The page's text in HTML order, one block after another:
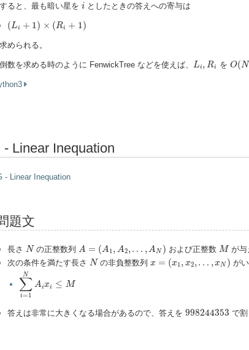
ると、最も暗い星を iとしたときの答えへの寄与は
(Li + 1) × (Ri + 1)
(Li 1 × (R 1)
められる。
数を求める時のように FenwickTree などを使えば、 Li, Ri
Li Ri を O(N
O(N
- Linear Inequation
- Linear Inequation
題文
長さ N
N の正整数列 A = (A 1, A2,… , A N )
A= 1 ,A … および正整数 M
M が与
次の条件を満たす長さ N
N の非負整数列 x = (x1, x2,… ,xN )
(x 1 が
N
∑
i=1
Aixi ≤ M
∑i= 1 NA x ≤ M
答えは非常に大きくなる場合があるので、答えを 998244353
998244353 で割